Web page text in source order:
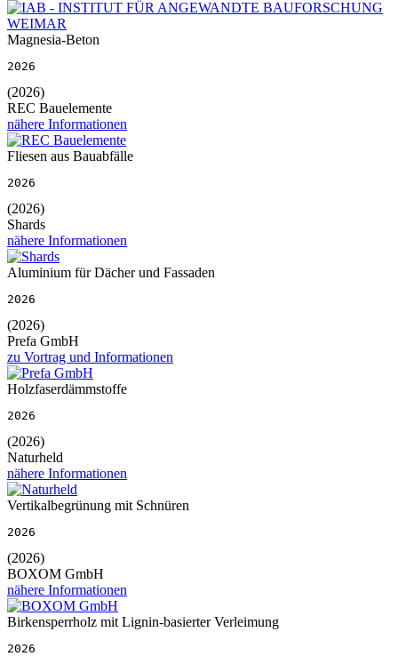
Magnesia-Beton
2026
(2026)
REC Bauelemente
nähere Informationen
Fliesen aus Bauabfälle
2026
(2026)
Shards
nähere Informationen
Aluminium für Dächer und Fassaden
2026
(2026)
Prefa GmbH
zu Vortrag und Informationen
Holzfaserdämmstoffe
2026
(2026)
Naturheld
nähere Informationen
Vertikalbegrünung mit Schnüren
2026
(2026)
BOXOM GmbH
nähere Informationen
Birkensperrholz mit Lignin-basierter Verleimung
2026